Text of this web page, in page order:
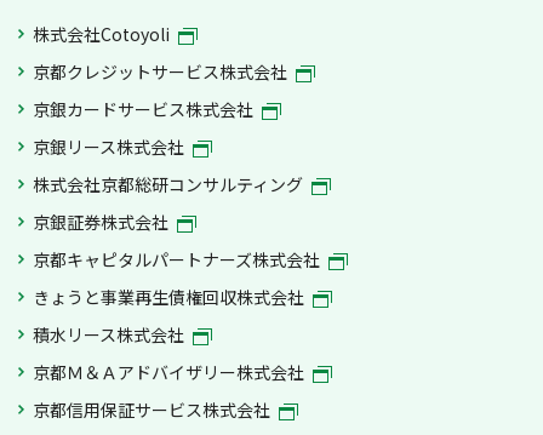
株式会社Cotoyoli
京都クレジットサービス株式会社
京銀カードサービス株式会社
京銀リース株式会社
株式会社京都総研コンサルティング
京銀証券株式会社
京都キャピタルパートナーズ株式会社
きょうと事業再生債権回収株式会社
積水リース株式会社
京都Ｍ＆Ａアドバイザリー株式会社
京都信用保証サービス株式会社